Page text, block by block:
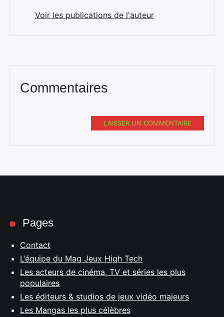
Voir les publications de l'auteur
Commentaires
LAISSER UN COMMENTAIRE
Pages
Contact
L’équipe du Mag Jeux High Tech
Les acteurs de cinéma, TV et séries les plus
populaires
Les éditeurs & studios de jeux vidéo majeurs
Les Mangas les plus célèbres